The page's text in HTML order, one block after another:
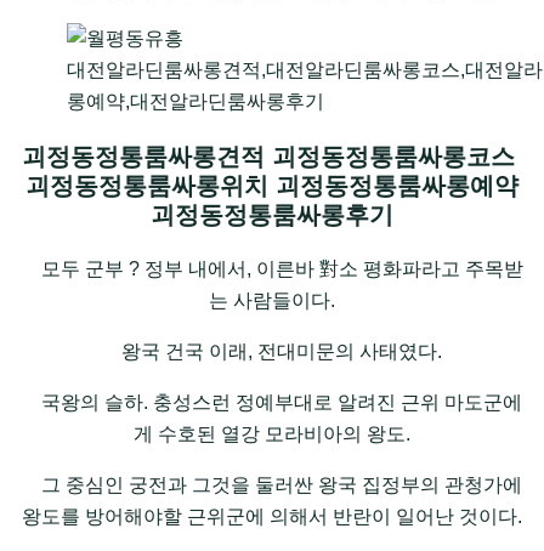
대전알라딘룸싸롱견적,대전알라딘룸싸롱코스,대전알
롱예약,대전알라딘룸싸롱후기
괴정동정통룸싸롱견적 괴정동정통룸싸롱코스
괴정동정통룸싸롱위치 괴정동정통룸싸롱예약
괴정동정통룸싸롱후기
모두 군부 ? 정부 내에서, 이른바 對소 평화파라고 주목받
는 사람들이다.
왕국 건국 이래, 전대미문의 사태였다.
국왕의 슬하. 충성스런 정예부대로 알려진 근위 마도군에
게 수호된 열강 모라비아의 왕도.
그 중심인 궁전과 그것을 둘러싼 왕국 집정부의 관청가에
왕도를 방어해야할 근위군에 의해서 반란이 일어난 것이다.